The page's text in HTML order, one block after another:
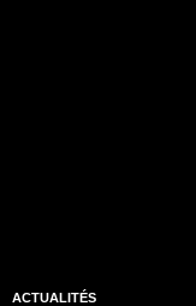
ACTUALITÉS